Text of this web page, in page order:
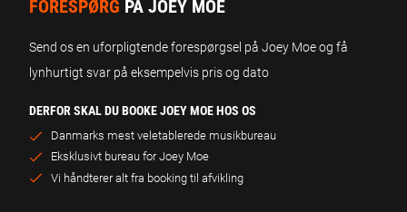
FORESPØRG PÅ JOEY MOE
Send os en uforpligtende forespørgsel på Joey Moe og få
lynhurtigt svar på eksempelvis pris og dato
DERFOR SKAL DU BOOKE JOEY MOE HOS OS
Danmarks mest veletablerede musikbureau
Eksklusivt bureau for Joey Moe
Vi håndterer alt fra booking til afvikling